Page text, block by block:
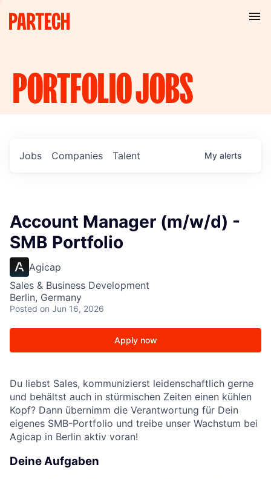
PORTFOLIOJOBS
Jobs Companies Talent My alerts
Account Manager (m/w/d) -
SMB Portfolio
Agicap
Sales & Business Development
Berlin, Germany
Posted on Jun 16, 2026
Apply now
Du liebst Sales, kommunizierst leidenschaftlich gerne
und behältst auch in stürmischen Zeiten einen kühlen
Kopf? Dann übernimm die Verantwortung für Dein
eigenes SMB-Portfolio und treibe unser Wachstum bei
Agicap in Berlin aktiv voran!
Deine Aufgaben